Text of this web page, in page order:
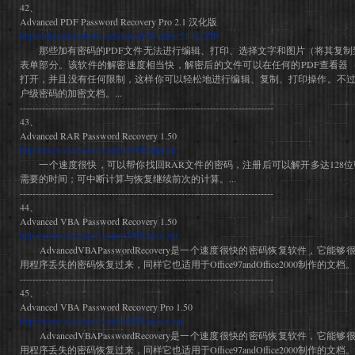
42、
Advanced PDF Password Recovery Pro 2.1 汉化版
http://hlbr.onlinedown.net/down/HB-pdfpr21-fxj.ZIP
那些加有密码的PDF文件无法进行编辑、打印、选择文字和图片（将其复制
表单部分。该软件的解密速度相当快，解密后的文件可以在任何的PDF查看器
打开，并且没有任何限制，这样你可以轻松地进行编辑、复制、打印操作。不
户级密码的加密文档。...
--------------------------------------------------------------------------------
43、
Advanced RAR Password Recovery 1.50
http://www.elcomsoft.com/ARPR/arpr.zip
一个速度很快，可以帮你找回RAR文件的密码，注册后可以解开多达128
需要的时间；可中断计算与恢复继续前次的计算。...
--------------------------------------------------------------------------------
44、
Advanced VBA Password Recovery 1.50
http://www.elcomsoft.com/AVPR/avpr.zip
AdvancedVBAPasswordRecovery是一个速度很快的密码恢复软件，它能够
用程序丢失的密码恢复过来，同样它也适用于Office97andOffice2000制作的文档
--------------------------------------------------------------------------------
45、
Advanced VBA Password Recovery Pro 1.50
http://www.elcomsoft.com/AVPR/avprp.zip
AdvancedVBAPasswordRecovery是一个速度很快的密码恢复软件，它能够
用程序丢失的密码恢复过来，同样它也适用于Office97andOffice2000制作的文档